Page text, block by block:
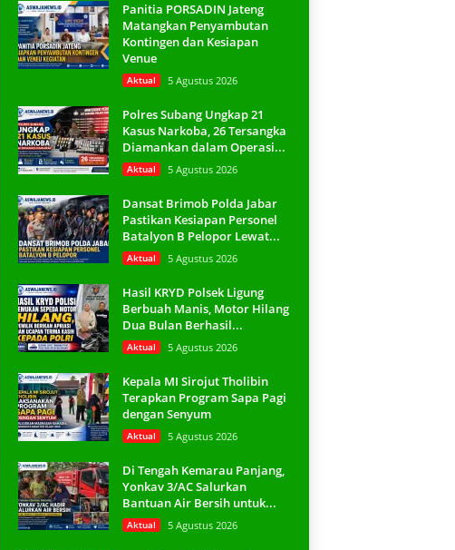
Panitia PORSADIN Jateng
Matangkan Penyambutan
Kontingen dan Kesiapan
Venue
Aktual 5 Agustus 2026
Polres Subang Ungkap 21
Kasus Narkoba, 26 Tersangka
Diamankan dalam Operasi...
Aktual 5 Agustus 2026
Dansat Brimob Polda Jabar
Pastikan Kesiapan Personel
Batalyon B Pelopor Lewat...
Aktual 5 Agustus 2026
Hasil KRYD Polsek Ligung
Berbuah Manis, Motor Hilang
Dua Bulan Berhasil...
Aktual 5 Agustus 2026
Kepala MI Sirojut Tholibin
Terapkan Program Sapa Pagi
dengan Senyum
Aktual 5 Agustus 2026
Di Tengah Kemarau Panjang,
Yonkav 3/AC Salurkan
Bantuan Air Bersih untuk...
Aktual 5 Agustus 2026